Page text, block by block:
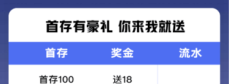
产品标题
产品简介